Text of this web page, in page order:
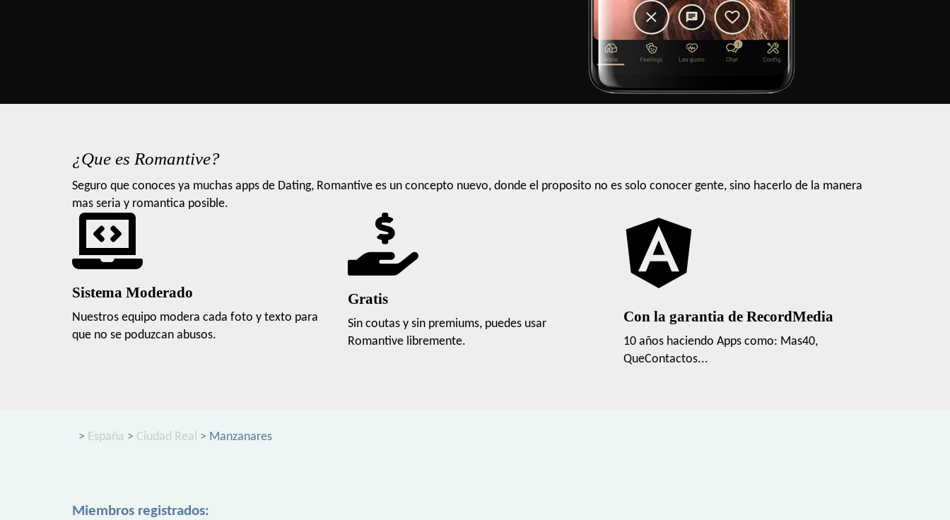
¿Que es Romantive?
Seguro que conoces ya muchas apps de Dating, Romantive es un concepto nuevo, donde el proposito no es solo conocer gente, sino hacerlo de la manera
mas seria y romantica posible.
Sistema Moderado
Nuestros equipo modera cada foto y texto para
que no se poduzcan abusos.
Gratis
Sin coutas y sin premiums, puedes usar
Romantive libremente.
Con la garantia de RecordMedia
10 años haciendo Apps como: Mas40,
QueContactos...
> España > Ciudad Real > Manzanares
Miembros registrados: